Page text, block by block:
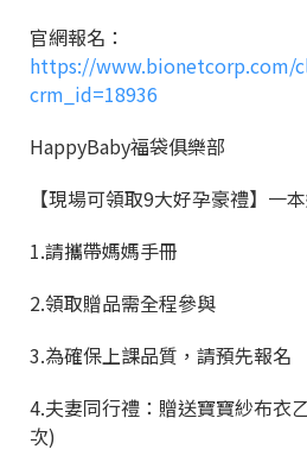
官網報名：
https://www.bionetcorp.com/
crm_id=18936
HappyBaby福袋俱樂部
【現場可領取9大好孕豪禮】一
1.請攜帶媽媽手冊
2.領取贈品需全程參與
3.為確保上課品質，請預先報名
4.夫妻同行禮：贈送寶寶紗布衣
次)